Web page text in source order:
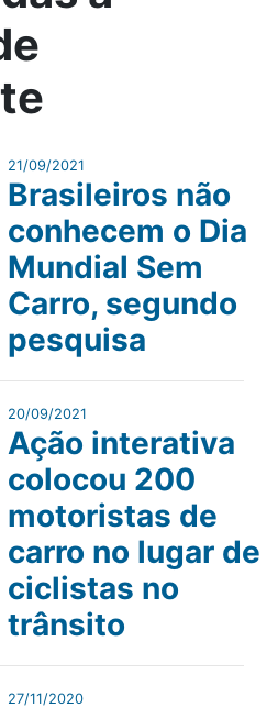
21/09/2021
Brasileiros não
conhecem o Dia
Mundial Sem
Carro, segundo
pesquisa
20/09/2021
Ação interativa
colocou 200
motoristas de
carro no lugar de
ciclistas no
trânsito
27/11/2020